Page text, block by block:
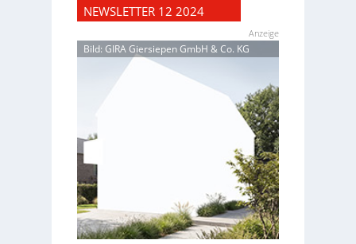
NEWSLETTER 12 2024
Anzeige
Bild: GIRA Giersiepen GmbH & Co. KG